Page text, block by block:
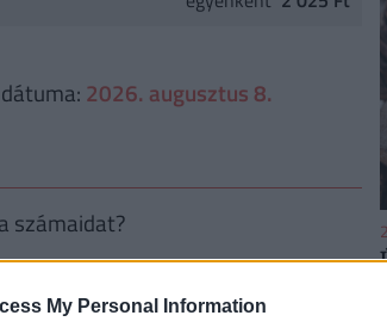
My Personal Information
2026. augusztus 8.
számaidat?